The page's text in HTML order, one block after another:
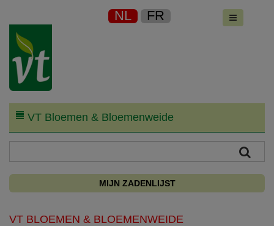
NL FR
VT Bloemen & Bloemenweide
MIJN ZADENLIJST
VT BLOEMEN & BLOEMENWEIDE